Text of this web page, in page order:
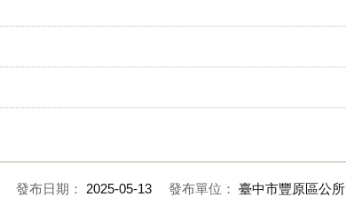
發布日期： 2025-05-13 發布單位： 臺中市豐原區公所